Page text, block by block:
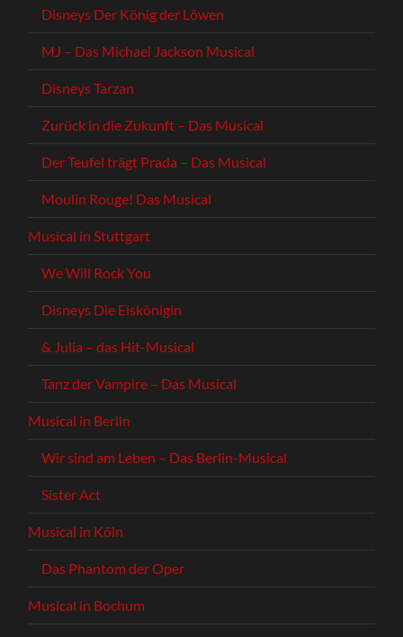
Disneys Der König der Löwen
MJ – Das Michael Jackson Musical
Disneys Tarzan
Zurück in die Zukunft – Das Musical
Der Teufel trägt Prada – Das Musical
Moulin Rouge! Das Musical
Musical in Stuttgart
We Will Rock You
Disneys Die Eiskönigin
& Julia – das Hit-Musical
Tanz der Vampire – Das Musical
Musical in Berlin
Wir sind am Leben – Das Berlin-Musical
Sister Act
Musical in Köln
Das Phantom der Oper
Musical in Bochum